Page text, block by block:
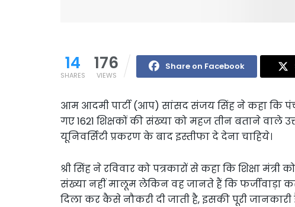
14
SHARES
176
VIEWS
Share on Facebook
आम आदमी पार्टी (आप) सांसद संजय सिंह ने कहा कि
गए 1621 शिक्षकों की संख्या को महज तीन बताने वाले
यूनिवर्सिटी प्रकरण के बाद इस्तीफा दे देना चाहिये।
श्री सिंह ने रविवार को पत्रकारों से कहा कि शिक्षा
संख्या नहीं मालूम लेकिन वह जानते हैं कि फर्जीवाड़ा
दिला कर कैसे नौकरी दी जाती है, इसकी पूरी